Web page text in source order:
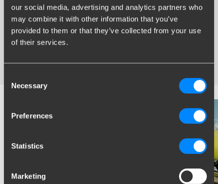
our social media, advertising and analytics partners who
may combine it with other information that you’ve
provided to them or that they’ve collected from your use
of their services.
Selection
Necessary
Preferences
Statistics
Marketing
Grootste assortiment trekhaken van Nederland
Trekhaak speciaal afgestemd op uw automerk en model
Veilige, gecertificeerde trekhaken
Montage bij u in de buurt